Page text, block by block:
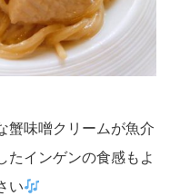
蟹味噌クリームが魚介
たインゲンの食感もよ
い